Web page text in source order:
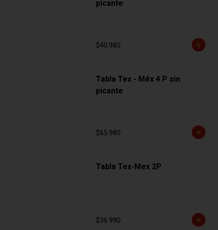
picante
$40.980
Tabla Tex - Méx 4 P sin
picante
$65.980
Tabla Tex-Mex 2P
$36.990